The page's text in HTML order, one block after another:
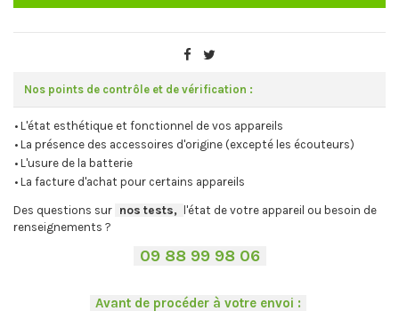
Nos points de contrôle et de vérification :
• L'état esthétique et fonctionnel de vos appareils
• La présence des accessoires d'origine (excepté les écouteurs)
• L'usure de la batterie
• La facture d'achat pour certains appareils
Des questions sur nos tests,
l'état de votre appareil ou besoin de
renseignements ?
09 88 99 98 06-
Avant de procéder à votre envoi :